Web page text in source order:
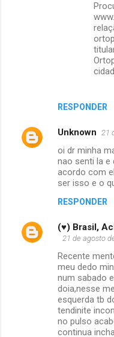
RESPONDER
Unknown 21
oi dr minha
nao senti la e
acordo com
ser isso e o
RESPONDER
(♥) Brasil,
21 de agosto
Recente
meu dedo
num sabado
doia,nesse
esquerda tb
tendinite
no pulso
continua